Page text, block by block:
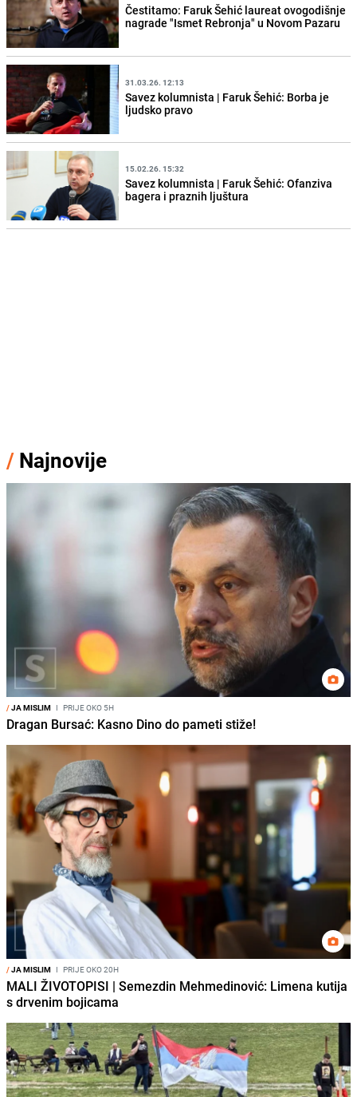
Čestitamo: Faruk Šehić laureat ovogodišnje
nagrade "Ismet Rebronja" u Novom Pazaru
31.03.26. 12:13
Savez kolumnista | Faruk Šehić: Borba je
ljudsko pravo
15.02.26. 15:32
Savez kolumnista | Faruk Šehić: Ofanziva
bagera i praznih ljuštura
/ Najnovije
/JA MISLIM I PRIJE OKO 5H
Dragan Bursać: Kasno Dino do pameti stiže!
/JA MISLIM I PRIJE OKO 20H
MALI ŽIVOTOPISI | Semezdin Mehmedinović: Limena kutija
s drvenim bojicama